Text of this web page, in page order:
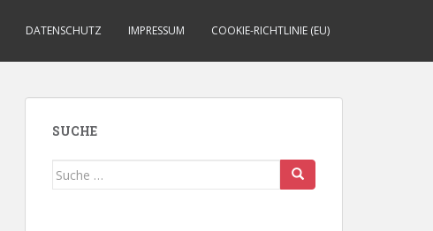
DATENSCHUTZ IMPRESSUM COOKIE-RICHTLINIE (EU)
SUCHE
Suche